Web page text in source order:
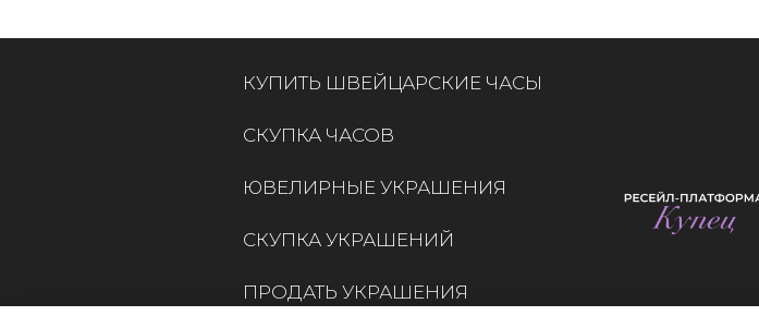
КУПИТЬ ШВЕЙЦАРСКИЕ ЧАСЫ
СКУПКА ЧАСОВ
ЮВЕЛИРНЫЕ УКРАШЕНИЯ
СКУПКА УКРАШЕНИЙ
ПРОДАТЬ УКРАШЕНИЯ